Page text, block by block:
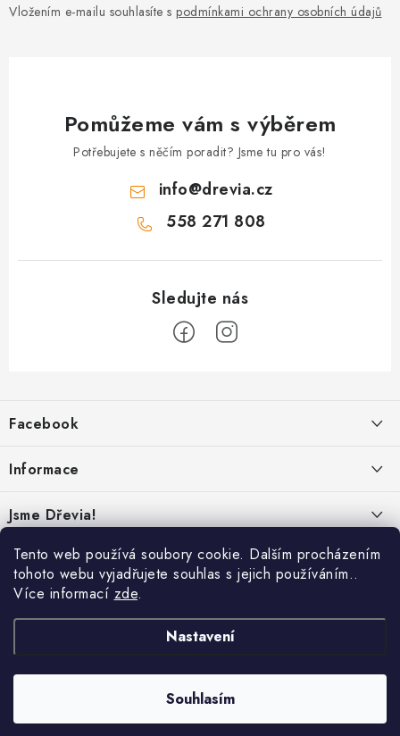
Tento web používá soubory cookie. Dalším procházením
tohoto webu vyjadřujete souhlas s jejich používáním..
Více informací zde.
Nastavení
Souhlasím
Vložením e-mailu souhlasíte s podmínkami ochrany osobních údajů
Pomůžeme vám s výběrem
Potřebujete s něčím poradit? Jsme tu pro vás!
info@drevia.cz
558 271 808
p
a
Facebook
Informace
Reklamace & vrácení
Hodnocení
Jsme Dřevia!
Kontakt
Náš příběh
Udržitelnost
Nabídka pro firmy
Dřevia. Všechna práva vyhrazena.